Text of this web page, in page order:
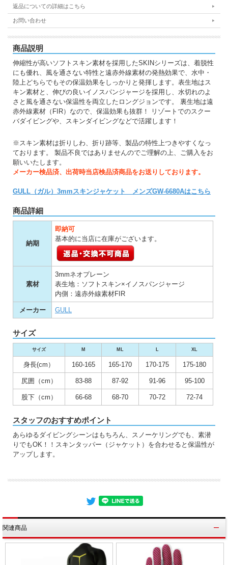
返品についての詳細はこちら
お問い合わせ
商品説明
伸縮性が高いソフトスキン素材を採用したSKINシリーズは、着脱性
にも優れ、風を通さない特性と遠赤外線素材の発熱効果で、水中・
陸上どちらでもその保温効果をしっかりと発揮します。表生地はス
キン素材と、伸びの良いイノスパンジャージを採用し、水切れのよ
さと風を通さない保温性を両立したロングジョンです。 裏生地は遠
赤外線素材（FIR）なので、保温効果も抜群！ リゾートでのスクー
バダイビングや、スキンダイビングなどで活躍します！
※スキン素材は折りしわ、折り跡等、製品の特性上つきやすくなっ
ております。 製品不良ではありませんのでご理解の上、ご購入をお
願いいたします。
メーカー検品済、出荷時当店検品済商品をお送りしております。
GULL（ガル）3mmスキンジャケット メンズGW-6680Aはこちら
商品詳細
納期
即納可
基本的に当店に在庫がございます。
素材
3mmネオプレーン
表生地：ソフトスキン×イノスパンジャージ
内側：遠赤外線素材FIR
メーカー GULL
サイズ
サイズ M ML L XL
身長(cm） 160-165 165-170 170-175 175-180
尻囲（cm） 83-88 87-92 91-96 95-100
股下（cm） 66-68 68-70 70-72 72-74
スタッフのおすすめポイント
あらゆるダイビングシーンはもちろん、スノーケリングでも、素潜
りでもOK！！スキンタッパー（ジャケット）を合わせると保温性が
アップします。
関連商品